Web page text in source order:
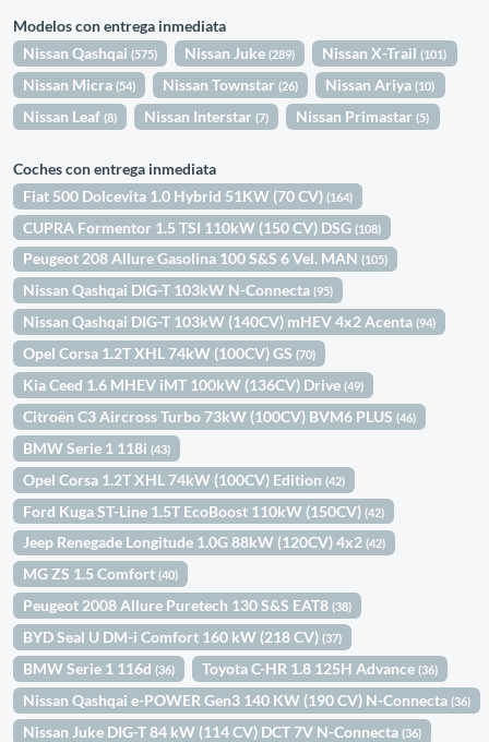
Modelos con entrega inmediata
Nissan Qashqai(575) Nissan Juke(289) Nissan X-Trail(101)
Nissan Micra(54) Nissan Townstar(26) Nissan Ariya(10)
Nissan Leaf(8) Nissan Interstar(7) Nissan Primastar(5)
Coches con entrega inmediata
Fiat 500 Dolcevita 1.0 Hybrid 51KW (70 CV)(164)
CUPRA Formentor 1.5 TSI 110kW (150 CV) DSG(108)
Peugeot 208 Allure Gasolina 100 S&S 6 Vel. MAN(105)
Nissan Qashqai DIG-T 103kW N-Connecta(95)
Nissan Qashqai DIG-T 103kW (140CV) mHEV 4x2 Acenta(94)
Opel Corsa 1.2T XHL 74kW (100CV) GS(70)
Kia Ceed 1.6 MHEV iMT 100kW (136CV) Drive(49)
Citroën C3 Aircross Turbo 73kW (100CV) BVM6 PLUS(46)
BMW Serie 1 118i(43)
Opel Corsa 1.2T XHL 74kW (100CV) Edition(42)
Ford Kuga ST-Line 1.5T EcoBoost 110kW (150CV)(42)
Jeep Renegade Longitude 1.0G 88kW (120CV) 4x2(42)
MG ZS 1.5 Comfort(40)
Peugeot 2008 Allure Puretech 130 S&S EAT8(38)
BYD Seal U DM-i Comfort 160 kW (218 CV)(37)
BMW Serie 1 116d(36) Toyota C-HR 1.8 125H Advance(36)
Nissan Qashqai e-POWER Gen3 140 KW (190 CV) N-Connecta(36)
Nissan Juke DIG-T 84 kW (114 CV) DCT 7V N-Connecta(36)